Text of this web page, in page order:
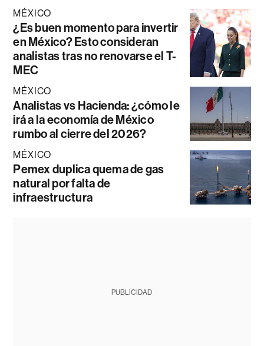
MÉXICO
¿Es buen momento para invertir
en México? Esto consideran
analistas tras no renovarse el T-
MEC
MÉXICO
Analistas vs Hacienda: ¿cómo le
irá a la economía de México
rumbo al cierre del 2026?
MÉXICO
Pemex duplica quema de gas
natural por falta de
infraestructura
PUBLICIDAD